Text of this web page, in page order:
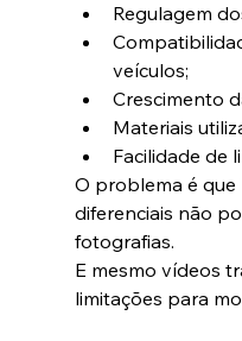
Regulagem
veículos;
Crescimento
Materiais
Facilidade de
O problema é
diferenciais não
fotografias.
E mesmo vídeos
limitações para